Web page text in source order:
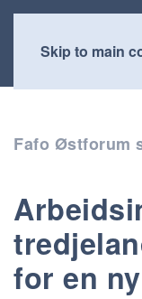
Skip to main
Fafo Østforum
for en